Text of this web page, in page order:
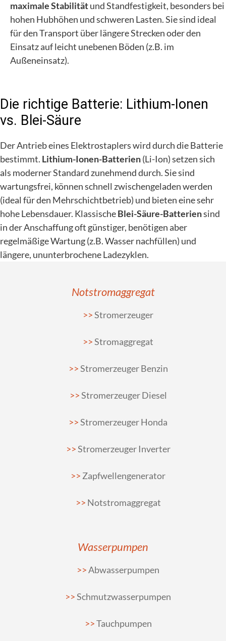
maximale Stabilitätund Standfestigkeit, besonders bei
hohen Hubhöhen und schweren Lasten. Sie sind ideal
für den Transport über längere Strecken oder den
Einsatz auf leicht unebenen Böden (z.B. im
Außeneinsatz).
Die richtige Batterie: Lithium-Ionen
vs. Blei-Säure
Der Antrieb eines Elektrostaplers wird durch die Batterie
bestimmt. Lithium-Ionen-Batterien(Li-Ion) setzen sich
als moderner Standard zunehmend durch. Sie sind
wartungsfrei, können schnell zwischengeladen werden
(ideal für den Mehrschichtbetrieb) und bieten eine sehr
hohe Lebensdauer. KlassischeBlei-Säure-Batteriensind
in der Anschaffung oft günstiger, benötigen aber
regelmäßige Wartung (z.B. Wasser nachfüllen) und
längere, ununterbrochene Ladezyklen.
Notstromaggregat
Stromerzeuger
Stromaggregat
Stromerzeuger Benzin
Stromerzeuger Diesel
Stromerzeuger Honda
Stromerzeuger Inverter
Zapfwellengenerator
Notstromaggregat
Wasserpumpen
Abwasserpumpen
Schmutzwasserpumpen
Tauchpumpen